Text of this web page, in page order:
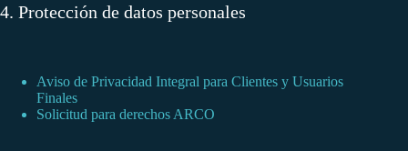
4. Protección de datos personales
Aviso de Privacidad Integral para Clientes y Usuarios
Finales
Solicitud para derechos ARCO